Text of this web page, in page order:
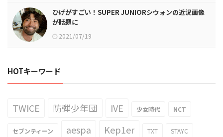
ひげがすごい！SUPER JUNIORシウォンの近況画像
が話題に
2021/07/19
HOTキーワード
TWICE 防弾少年団 IVE 少女時代 NCT
セブンティーン aespa Kep1er TXT STAYC